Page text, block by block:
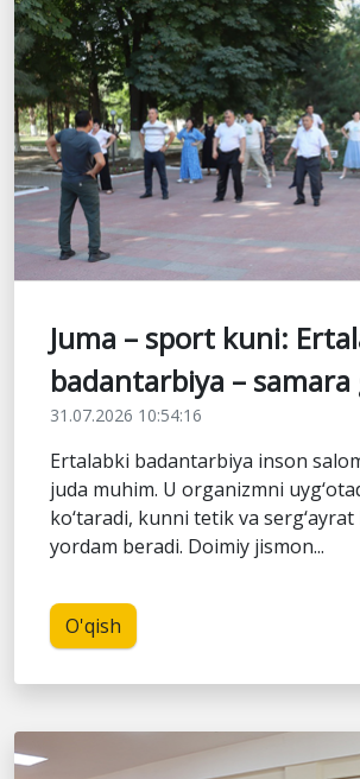
Juma – sport kuni:
badantarbiya – samara
31.07.2026 10:54:16
Ertalabki badantarbiya inson
juda muhim. U organizmni
ko‘taradi, kunni tetik va
yordam beradi. Doimiy jismon...
O'qish